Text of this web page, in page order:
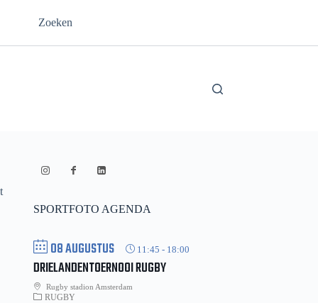
Zoeken
SPORTFOTO AGENDA
08 AUGUSTUS 11:45 - 18:00
DRIELANDENTOERNOOI RUGBY
Rugby stadion Amsterdam
RUGBY